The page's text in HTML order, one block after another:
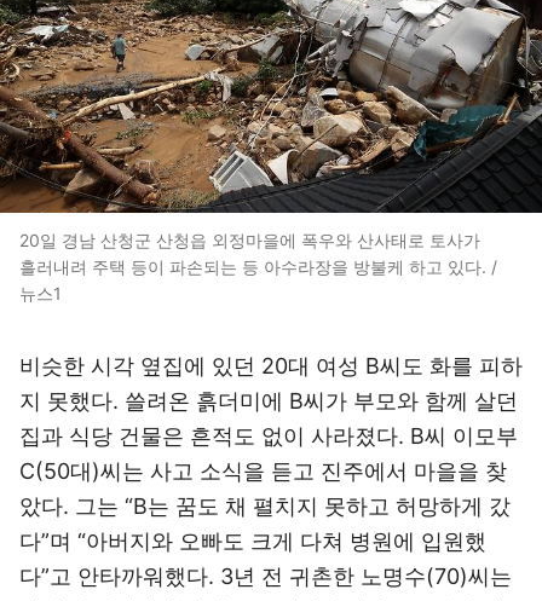
20일 경남 산청군 산청읍 외정마을에 폭우와 산사태로 토사가
흘러내려 주택 등이 파손되는 등 아수라장을 방불케 하고 있다. /
뉴스1
비슷한 시각 옆집에 있던 20대 여성 B씨도 화를 피하
지 못했다. 쓸려온 흙더미에 B씨가 부모와 함께 살던
집과 식당 건물은 흔적도 없이 사라졌다. B씨 이모부
C(50대)씨는 사고 소식을 듣고 진주에서 마을을 찾
았다. 그는 “B는 꿈도 채 펼치지 못하고 허망하게 갔
다”며 “아버지와 오빠도 크게 다쳐 병원에 입원했
다”고 안타까워했다. 3년 전 귀촌한 노명수(70)씨는